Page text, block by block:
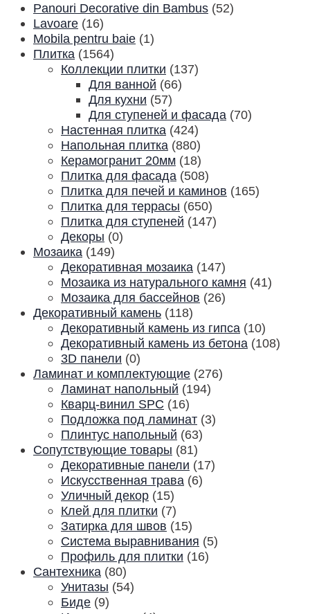
Panouri Decorative din Bambus (52)
Lavoare (16)
Mobila pentru baie (1)
Плитка (1564)
Коллекции плитки (137)
Для ванной (66)
Для кухни (57)
Для ступеней и фасада (70)
Настенная плитка (424)
Напольная плитка (880)
Керамогранит 20мм (18)
Плитка для фасада (508)
Плитка для печей и каминов (165)
Плитка для террасы (650)
Плитка для ступеней (147)
Декоры (0)
Мозаика (149)
Декоративная мозаика (147)
Мозаика из натурального камня (41)
Мозаика для бассейнов (26)
Декоративный камень (118)
Декоративный камень из гипса (10)
Декоративный камень из бетона (108)
3D панели (0)
Ламинат и комплектующие (276)
Ламинат напольный (194)
Кварц-винил SPC (16)
Подложка под ламинат (3)
Плинтус напольный (63)
Сопутствующие товары (81)
Декоративные панели (17)
Искусственная трава (6)
Уличный декор (15)
Клей для плитки (7)
Затирка для швов (15)
Система выравнивания (5)
Профиль для плитки (16)
Сантехника (80)
Унитазы (54)
Биде (9)